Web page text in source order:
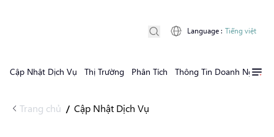
Cập Nhật Dịch Vụ Thị Trường Phân Tích Thông Tin Doanh Nghiệp
Language : Tiếng việt
Trang chủ / Cập Nhật Dịch Vụ